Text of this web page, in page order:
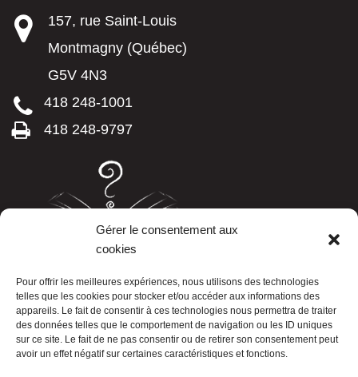
Gérer le consentement aux
cookies
Pour offrir les meilleures expériences, nous utilisons des technologies
telles que les cookies pour stocker et/ou accéder aux informations des
appareils. Le fait de consentir à ces technologies nous permettra de traiter
des données telles que le comportement de navigation ou les ID uniques
sur ce site. Le fait de ne pas consentir ou de retirer son consentement peut
avoir un effet négatif sur certaines caractéristiques et fonctions.
157, rue Saint-Louis
Montmagny (Québec)
G5V 4N3
418 248-1001
418 248-9797
LISTE TÉLÉPHONIQUE